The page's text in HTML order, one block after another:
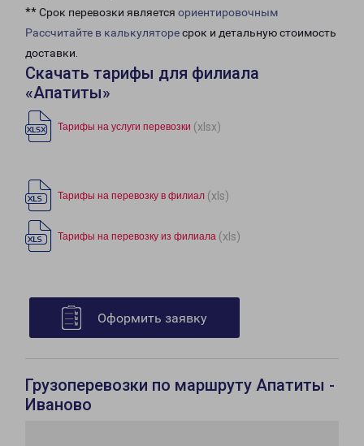
** Срок перевозки является ориентировочным
Рассчитайте в калькуляторесрок и детальную стоимость
доставки.
Скачать тарифы для филиала
«Апатиты»
Тарифы на услуги перевозки (xlsx)
Тарифы на перевозку в филиал (xls)
Тарифы на перевозку из филиала (xls)
Оформить заявку
Грузоперевозки по маршруту Апатиты -
Иваново